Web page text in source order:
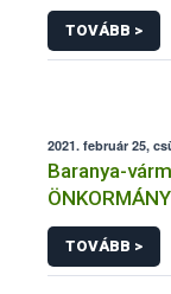
TOVÁBB >
2021. február 25,
Baranya-
Másolat 1
TOVÁBB >